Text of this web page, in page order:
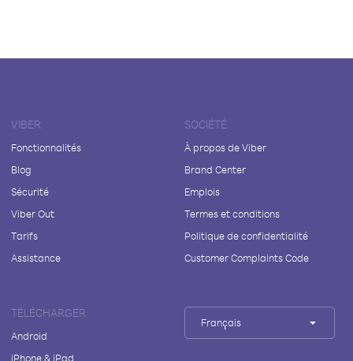
VIBER
Fonctionnalités
Blog
Sécurité
Viber Out
Tarifs
Assistance
SOCIÉTÉ
À propos de Viber
Brand Center
Emplois
Termes et conditions
Politique de confidentialité
Customer Complaints Code
TÉLÉCHARGER
Android
iPhone & iPad
Français